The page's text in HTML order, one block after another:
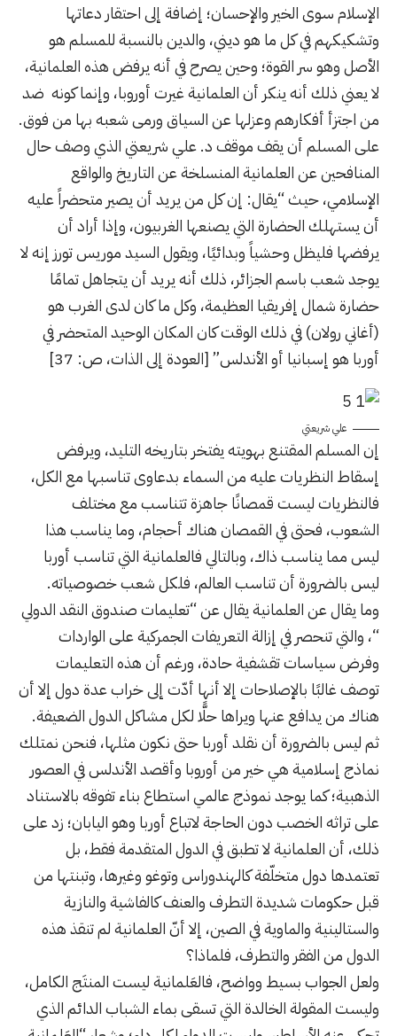
الإسلام سوى الخير والإحسان؛ إضافة إلى احتقار دعاتها
وتشكيكهم في كل ما هو ديني، والدين بالنسبة للمسلم هو
الأصل وهو سر القوة؛ وحين يصرح في أنه يرفض هذه العلمانية،
لا يعني ذلك أنه ينكر أن العلمانية غيرت أوروبا، وإنما كونه ضد
من اجتزأ أفكارهم وعزلها عن السياق ورمى شعبه بها من فوق.
على المسلم أن يقف موقف د. علي شريعتي الذي وصف حال
المنافحين عنالعلمانيةالمنسلخة عن التاريخ والواقع
الإسلامي، حيث “يقال: إن كل من يريد أن يصير متحضراً عليه
أن يستهلك الحضارة التي يصنعها الغربيون، وإذا أراد أن
يرفضها فليظل وحشياً وبدائيًا، ويقول السيد موريس تورز إنه لا
يوجد شعب باسم الجزائر، ذلك أنه يريد أن يتجاهل تمامًا
حضارة شمال إفريقيا العظيمة، وكل ما كان لدى الغرب هو
(أغاني رولان) في ذلك الوقت كان المكان الوحيد المتحضر في
أوربا هو إسبانيا أو الأندلس” [العودة إلى الذات، ص: 37]
علي شريعتي
إن المسلم المقتنع بهويته يفتخر بتاريخه التليد، ويرفض
إسقاط النظريات عليه من السماء بدعاوى تناسبها مع الكل،
فالنظريات ليست قمصانًا جاهزة تتناسب مع مختلف
الشعوب، فحتى في القمصان هناك أحجام، وما يناسب هذا
ليس مما يناسب ذاك، وبالتالي فالعلمانية التي تناسب أوربا
ليس بالضرورة أن تناسب العالم، فلكل شعب خصوصياته.
وما يقال عنالعلمانيةيقال عن “تعليمات صندوق النقد الدولي
“، والتي تنحصر في إزالة التعريفات الجمركية على الواردات
وفرض سياسات تقشفية حادة، ورغم أن هذه التعليمات
توصف غالبًا بالإصلاحات إلا أنها أدّت إلى خراب عدة دول إلا أن
هناك من يدافع عنها ويراها حلًّا لكل مشاكل الدول الضعيفة.
ثم ليس بالضرورة أن نقلد أوربا حتى نكون مثلها، فنحن نمتلك
نماذج إسلامية هي خير من أوروبا وأقصد الأندلس في العصور
الذهبية؛ كما يوجد نموذج عالمي استطاع بناء تفوقه بالاستناد
على تراثه الخصب دون الحاجة لاتباع أوربا وهو اليابان؛ زد على
ذلك، أن العلمانية لا تطبق في الدول المتقدمة فقط، بل
تعتمدها دول متخلّفة كالهندوراس وتوغو وغيرها، وتبنتها من
قبل حكومات شديدة التطرف والعنف كالفاشية والنازية
والستالينية والماوية في الصين، إلا أنّالعلمانيةلم تنقذ هذه
الدول من الفقر والتطرف، فلماذا؟
ولعل الجواب بسيط وواضح، فالعَلمانية ليست المنتَج الكامل،
وليست المقولة الخالدة التي تسقى بماء الشباب الدائم الذي